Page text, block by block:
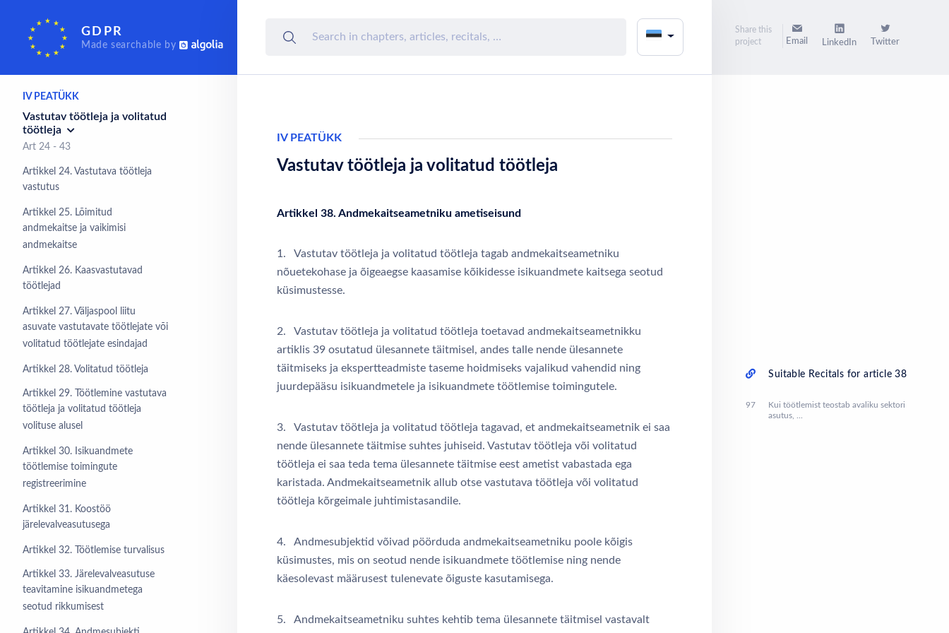
GDPR
Made searchable by
Andmesubjekti õigused
Art 12 - 23
IV PEATÜKK
Vastutav töötleja ja volitatud
töötleja
Art 24 - 43
Artikkel 24. Vastutava töötleja
vastutus
Artikkel 25. Lõimitud
andmekaitse ja vaikimisi
andmekaitse
Artikkel 26. Kaasvastutavad
töötlejad
Artikkel 27. Väljaspool liitu
asuvate vastutavate töötlejate või
volitatud töötlejate esindajad
Artikkel 28. Volitatud töötleja
Artikkel 29. Töötlemine vastutava
töötleja ja volitatud töötleja
volituse alusel
Artikkel 30. Isikuandmete
töötlemise toimingute
registreerimine
Artikkel 31. Koostöö
järelevalveasutusega
Artikkel 32. Töötlemise turvalisus
Artikkel 33. Järelevalveasutuse
teavitamine isikuandmetega
seotud rikkumisest
IV PEATÜKK
Vastutav töötleja ja volitatud töötleja
Artikkel 38. Andmekaitseametniku ametiseisund
1. Vastutav töötleja ja volitatud töötleja tagab andmekaitseametniku
nõuetekohase ja õigeaegse kaasamise kõikidesse isikuandmete kaitsega seotud
küsimustesse.
2. Vastutav töötleja ja volitatud töötleja toetavad andmekaitseametnikku
artiklis 39 osutatud ülesannete täitmisel, andes talle nende ülesannete
täitmiseks ja ekspertteadmiste taseme hoidmiseks vajalikud vahendid ning
juurdepääsu isikuandmetele ja isikuandmete töötlemise toimingutele.
3. Vastutav töötleja ja volitatud töötleja tagavad, et andmekaitseametnik ei saa
nende ülesannete täitmise suhtes juhiseid. Vastutav töötleja või volitatud
töötleja ei saa teda tema ülesannete täitmise eest ametist vabastada ega
karistada. Andmekaitseametnik allub otse vastutava töötleja või volitatud
töötleja kõrgeimale juhtimistasandile.
4. Andmesubjektid võivad pöörduda andmekaitseametniku poole kõigis
küsimustes, mis on seotud nende isikuandmete töötlemise ning nende
käesolevast määrusest tulenevate õiguste kasutamisega.
5. Andmekaitseametniku suhtes kehtib tema ülesannete täitmisel vastavalt
Share this
project
Email LinkedIn Twitter
Suitable Recitals for article 38
97
Kui töötlemist teostab avaliku sektori
asutus, ...